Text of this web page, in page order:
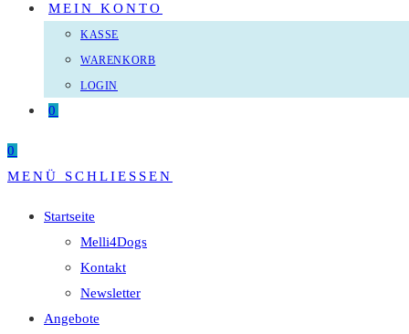
MEIN KONTO
KASSE
WARENKORB
LOGIN
0
0
MENÜ
SCHLIESSEN
Startseite
Melli4Dogs
Kontakt
Newsletter
Angebote